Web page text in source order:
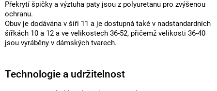
Překrytí špičky a výztuha paty jsou z polyuretanu pro zvýšenou
ochranu.
Obuv je dodávána v šíři 11 a je dostupná také v nadstandardních
šířkách 10 a 12 a ve velikostech 36-52, přičemž velikosti 36-40
jsou vyráběny v dámských tvarech.
Technologie a udržitelnost